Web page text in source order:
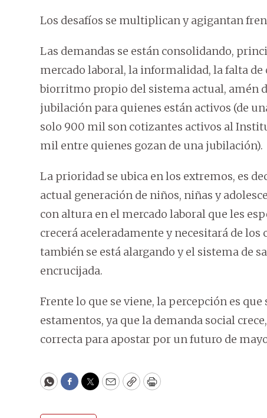
Los desafíos se multiplican y agigantan
Las demandas se están consolidando,
mercado laboral, la informalidad, la falta
biorritmo propio del sistema actual, amén
jubilación para quienes están activos (de
solo 900 mil son cotizantes activos al
mil entre quienes gozan de una jubilación).
La prioridad se ubica en los extremos, es
actual generación de niños, niñas y
con altura en el mercado laboral que les
crecerá aceleradamente y necesitará de
también se está alargando y el sistema de
encrucijada.
Frente lo que se viene, la percepción es
estamentos, ya que la demanda social
correcta para apostar por un futuro de
WhatsApp
Facebook
Twitter
EmailCopyPrint